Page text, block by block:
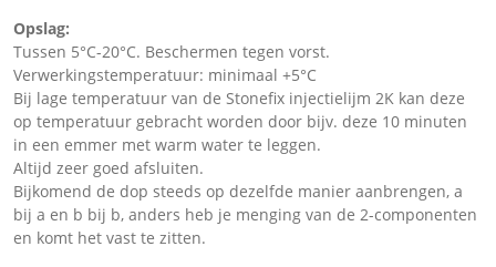
Opslag:
Tussen 5°C-20°C. Beschermen tegen vorst.
Verwerkingstemperatuur: minimaal +5°C
Bij lage temperatuur van de Stonefix injectielijm 2K kan deze
op temperatuur gebracht worden door bijv. deze 10 minuten
in een emmer met warm water te leggen.
Altijd zeer goed afsluiten.
Bijkomend de dop steeds op dezelfde manier aanbrengen, a
bij a en b bij b, anders heb je menging van de 2-componenten
en komt het vast te zitten.